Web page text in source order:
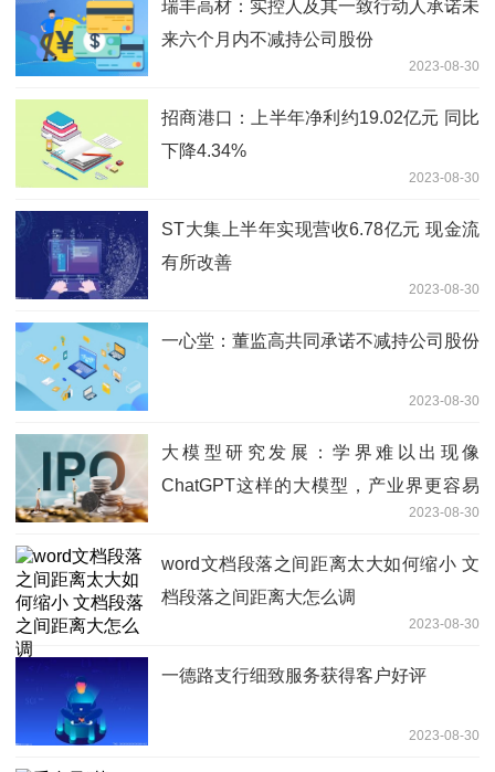
瑞丰高材：实控人及其一致行动人承诺未
来六个月内不减持公司股份
2023-08-30
招商港口：上半年净利约19.02亿元 同比
下降4.34%
2023-08-30
ST大集上半年实现营收6.78亿元 现金流
有所改善
2023-08-30
一心堂：董监高共同承诺不减持公司股份
2023-08-30
大模型研究发展：学界难以出现像
ChatGPT这样的大模型，产业界更容易
2023-08-30
word文档段落之间距离太大如何缩小 文
档段落之间距离大怎么调
2023-08-30
一德路支行细致服务获得客户好评
2023-08-30